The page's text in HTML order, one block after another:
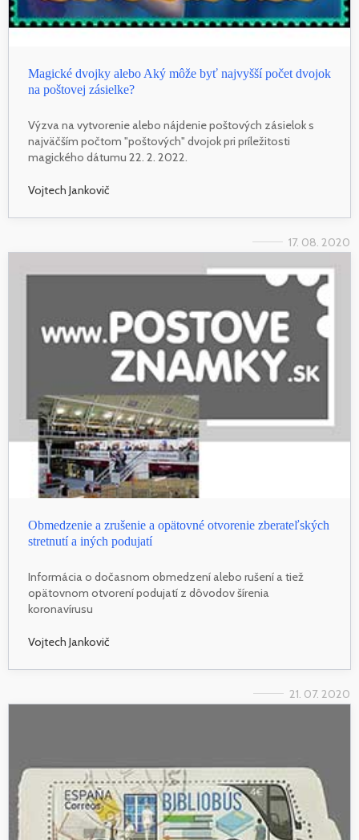
Magické dvojky alebo Aký môže byť najvyšší počet dvojok
na poštovej zásielke?
Výzva na vytvorenie alebo nájdenie poštových zásielok s
najväčším počtom "poštových" dvojok pri príležitosti
magického dátumu 22. 2. 2022.
Vojtech Jankovič
17. 08. 2020
Obmedzenie a zrušenie a opätovné otvorenie zberateľských
stretnutí a iných podujatí
Informácia o dočasnom obmedzení alebo rušení a tiež
opätovnom otvorení podujatí z dôvodov šírenia
koronavírusu
Vojtech Jankovič
21. 07. 2020